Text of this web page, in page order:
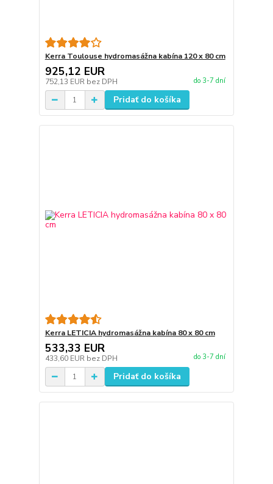
Kerra Toulouse hydromasážna kabína 120 x 80 cm
925,12 EUR
752,13 EUR bez DPH do 3-7 dní
Pridať do košíka
Kerra LETICIA hydromasážna kabína 80 x 80 cm
533,33 EUR
433,60 EUR bez DPH do 3-7 dní
Pridať do košíka